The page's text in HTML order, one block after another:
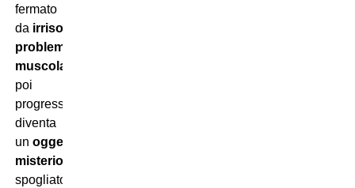
fermato
da irrisolvibili
problemi
muscolari
poi
progressivamente
diventa
un oggetto
misterioso
spogliatoio,